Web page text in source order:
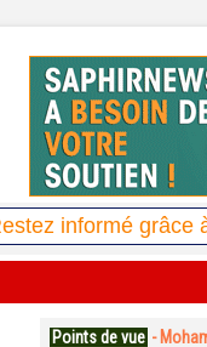
Points de vue -